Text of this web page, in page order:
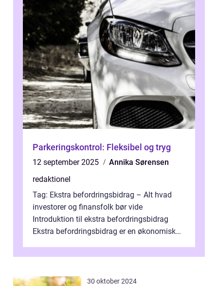
Parkeringskontrol: Fleksibel og tryg
12 september 2025
Annika Sørensen
redaktionel
Tag: Ekstra befordringsbidrag – Alt hvad
investorer og finansfolk bør vide
Introduktion til ekstra befordringsbidrag
Ekstra befordringsbidrag er en økonomisk
30 oktober 2024